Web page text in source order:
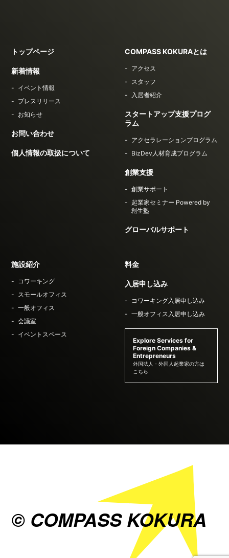
トップページ
新着情報
イベント情報
プレスリリース
お知らせ
お問い合わせ
個人情報の取扱について
COMPASS KOKURAとは
アクセス
スタッフ
入居者紹介
スタートアップ支援プログ
ラム
アクセラレーションプログラム
BizDev人材育成プログラム
創業支援
創業サポート
起業家セミナー Powered by
創生塾
グローバルサポート
施設紹介
コワーキング
スモールオフィス
一般オフィス
会議室
イベントスペース
料金
入居申し込み
コワーキング入居申し込み
一般オフィス入居申し込み
Explore Services for
Foreign Companies &
Entrepreneurs
外国法人・外国人起業家の方は
こちら
© COMPASS KOKURA